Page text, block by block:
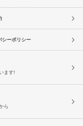
シーポリシー
ます!
ら